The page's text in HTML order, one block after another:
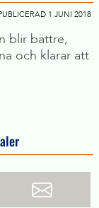
1 JUNI 2018
blir bättre,
och klarar att